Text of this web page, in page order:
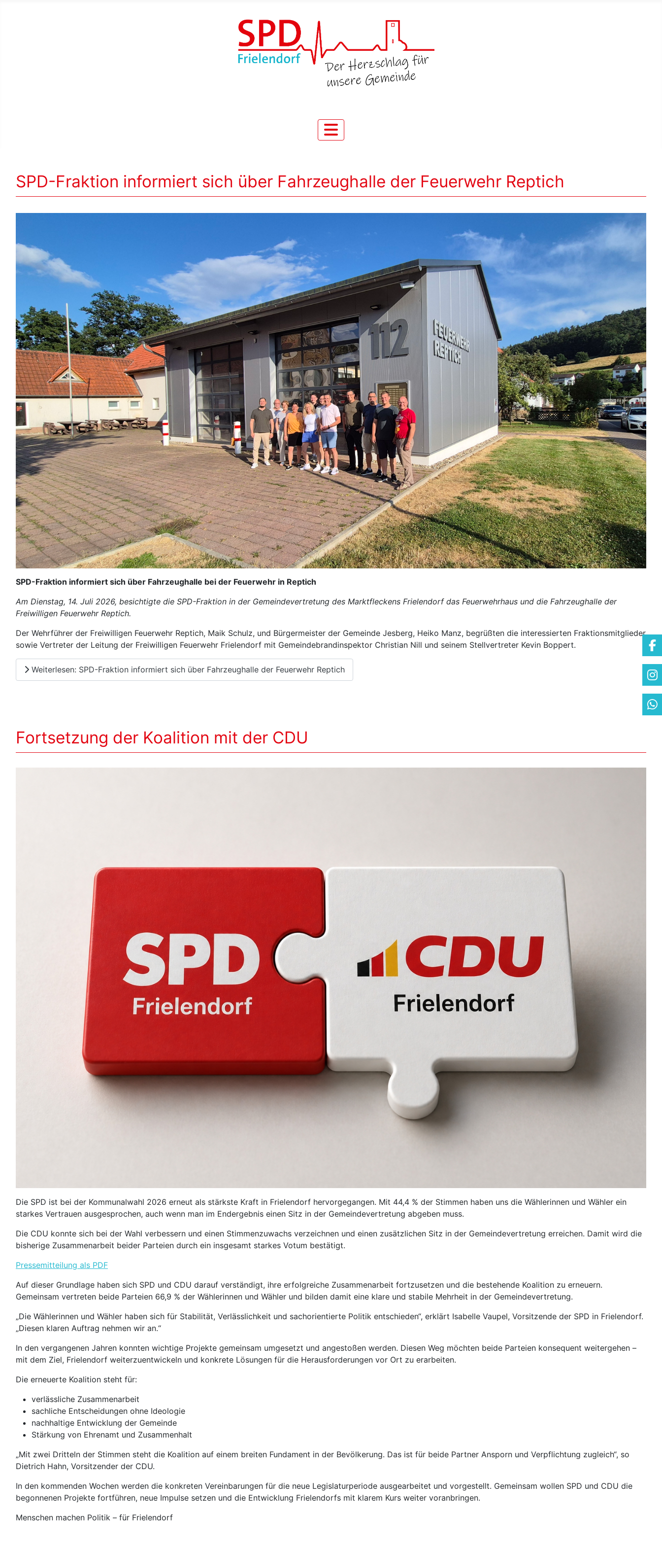
SPD-Fraktion informiert sich über Fahrzeughalle der Feuerwehr Reptich
SPD-Fraktion informiert sich über Fahrzeughalle bei der Feuerwehr in Reptich
Am Dienstag, 14. Juli 2026, besichtigte die SPD-Fraktion in der Gemeindevertretung des Marktfleckens Frielendorf das Feuerwehrhaus und die Fahrzeughalle der
Freiwilligen Feuerwehr Reptich.
Der Wehrführer der Freiwilligen Feuerwehr Reptich, Maik Schulz, und Bürgermeister der Gemeinde Jesberg, Heiko Manz, begrüßten die interessierten Fraktionsmitglieder
sowie Vertreter der Leitung der Freiwilligen Feuerwehr Frielendorf mit Gemeindebrandinspektor Christian Nill und seinem Stellvertreter Kevin Boppert.
Weiterlesen: SPD-Fraktion informiert sich über Fahrzeughalle der Feuerwehr Reptich
Fortsetzung der Koalition mit der CDU
Die SPD ist bei der Kommunalwahl 2026 erneut als stärkste Kraft in Frielendorf hervorgegangen. Mit 44,4 % der Stimmen haben uns die Wählerinnen und Wähler ein
starkes Vertrauen ausgesprochen, auch wenn man im Endergebnis einen Sitz in der Gemeindevertretung abgeben muss.
Die CDU konnte sich bei der Wahl verbessern und einen Stimmenzuwachs verzeichnen und einen zusätzlichen Sitz in der Gemeindevertretung erreichen. Damit wird die
bisherige Zusammenarbeit beider Parteien durch ein insgesamt starkes Votum bestätigt.
Pressemitteilung als PDF
Auf dieser Grundlage haben sich SPD und CDU darauf verständigt, ihre erfolgreiche Zusammenarbeit fortzusetzen und die bestehende Koalition zu erneuern.
Gemeinsam vertreten beide Parteien 66,9 % der Wählerinnen und Wähler und bilden damit eine klare und stabile Mehrheit in der Gemeindevertretung.
„Die Wählerinnen und Wähler haben sich für Stabilität, Verlässlichkeit und sachorientierte Politik entschieden“, erklärt Isabelle Vaupel, Vorsitzende der SPD in Frielendorf.
„Diesen klaren Auftrag nehmen wir an.“
In den vergangenen Jahren konnten wichtige Projekte gemeinsam umgesetzt und angestoßen werden. Diesen Weg möchten beide Parteien konsequent weitergehen –
mit dem Ziel, Frielendorf weiterzuentwickeln und konkrete Lösungen für die Herausforderungen vor Ort zu erarbeiten.
Die erneuerte Koalition steht für:
verlässliche Zusammenarbeit
sachliche Entscheidungen ohne Ideologie
nachhaltige Entwicklung der Gemeinde
Stärkung von Ehrenamt und Zusammenhalt
„Mit zwei Dritteln der Stimmen steht die Koalition auf einem breiten Fundament in der Bevölkerung. Das ist für beide Partner Ansporn und Verpflichtung zugleich“, so
Dietrich Hahn, Vorsitzender der CDU.
In den kommenden Wochen werden die konkreten Vereinbarungen für die neue Legislaturperiode ausgearbeitet und vorgestellt. Gemeinsam wollen SPD und CDU die
begonnenen Projekte fortführen, neue Impulse setzen und die Entwicklung Frielendorfs mit klarem Kurs weiter voranbringen.
Menschen machen Politik – für Frielendorf